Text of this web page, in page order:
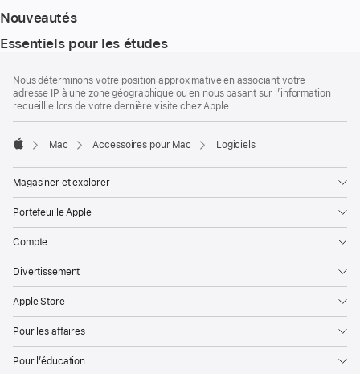
Nouveautés
Essentiels pour les études
de
page
de
bas
Nous déterminons votre position approximative en associant votre
adresse IP à une zone géographique ou en nous basant sur l’information
recueillie lors de votre dernière visite chez Apple.
Mac Accessoires pour Mac Logiciels
Magasiner et explorer
Portefeuille Apple
Compte
Divertissement
Apple Store
Pour les affaires
Pour l’éducation